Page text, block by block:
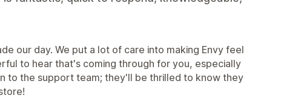
our day. We put a lot of care into making Envy feel
to hear that's coming through for you, especially
to the support team; they'll be thrilled to know they